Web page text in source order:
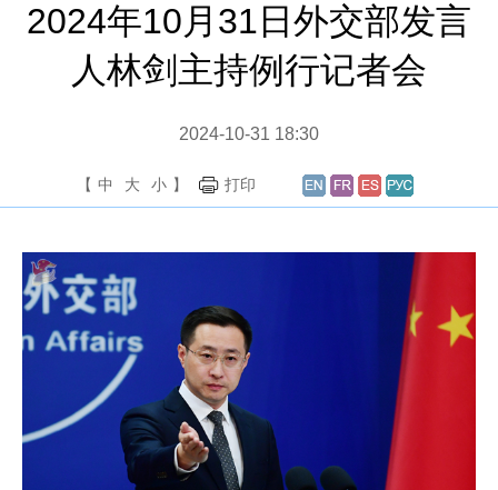
2024年10月31日外交部发言
人林剑主持例行记者会
2024-10-31 18:30
【 中 大 小 】 打印